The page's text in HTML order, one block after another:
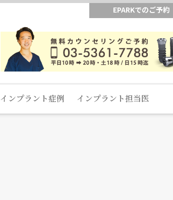
EPARKでのご予約
インプラント症例 インプラント担当医